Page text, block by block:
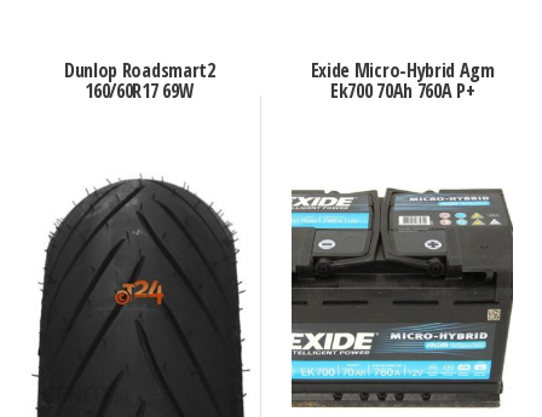
Dunlop Roadsmart2
160/60R17 69W
Exide Micro-Hybrid Agm
Ek700 70Ah 760A P+